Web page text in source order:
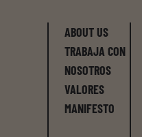
ABOUT US
TRABAJA CON
NOSOTROS
VALORES
MANIFESTO